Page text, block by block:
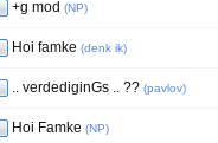
+g mod (NP)
Hoi famke (denk ik)
.. verdediginGs .. ?? (pavlov)
Hoi Famke (NP)